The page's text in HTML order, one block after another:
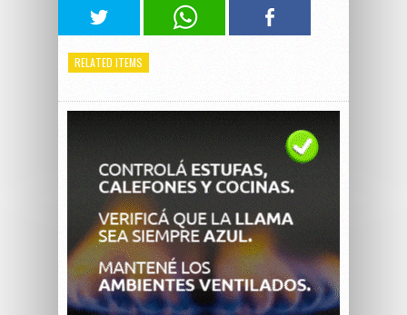
RELATED ITEMS